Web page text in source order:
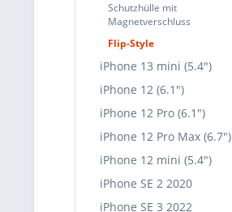
Schutzhülle mit
Magnetverschluss
Flip-Style
iPhone 13 mini (5.4")
iPhone 12 (6.1")
iPhone 12 Pro (6.1")
iPhone 12 Pro Max (6.7")
iPhone 12 mini (5.4")
iPhone SE 2 2020
iPhone SE 3 2022